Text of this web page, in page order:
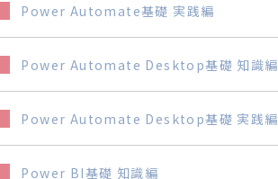
Power Automate基礎 実践編
Power Automate Desktop基礎 知識編
Power Automate Desktop基礎 実践編
Power BI基礎 知識編